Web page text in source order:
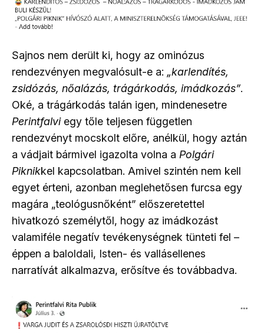
Sajnos nem derült ki, hogy az ominózus
rendezvényen megvalósult-e a: „karlendítés,
zsidózás, nőalázás, trágárkodás, imádkozás”.
Oké, a trágárkodás talán igen, mindenesetre
Perintfalviegy tőle teljesen független
rendezvényt mocskolt előre, anélkül, hogy aztán
a vádjait bármivel igazolta volna a Polgári
Piknikkel kapcsolatban. Amivel szintén nem kell
egyet érteni, azonban meglehetősen furcsa egy
magára „teológusnőként” előszeretettel
hivatkozó személytől, hogy az imádkozást
valamiféle negatív tevékenységnek tünteti fel –
éppen a baloldali, Isten- és vallásellenes
narratívát alkalmazva, erősítve és továbbadva.